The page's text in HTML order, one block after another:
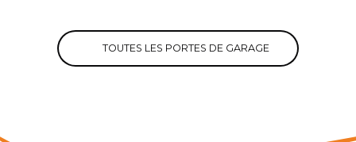
TOUTES LES PORTES DE GARAGE